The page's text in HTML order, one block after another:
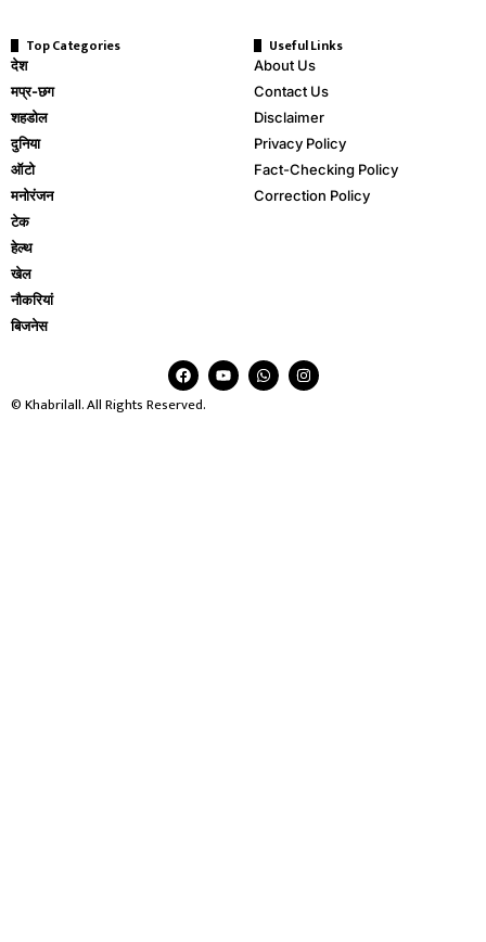
Top Categories
देश
मप्र-छग
शहडोल
दुनिया
ऑटो
मनोरंजन
टेक
हेल्थ
खेल
नौकरियां
बिजनेस
Useful Links
About Us
Contact Us
Disclaimer
Privacy Policy
Fact-Checking Policy
Correction Policy
© Khabrilall. All Rights Reserved.